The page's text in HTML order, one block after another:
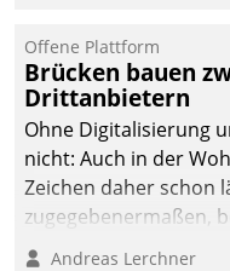
Offene Plattform
Brücken bauen
Drittanbietern
Ohne Digitalisierung
nicht: Auch in der
Zeichen daher schon
zugegebenermaßen,
Branchen.
Andreas Lerchner